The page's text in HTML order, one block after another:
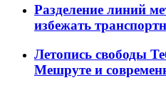
Разделение линий
избежать
Летопись свободы
Мешруте и